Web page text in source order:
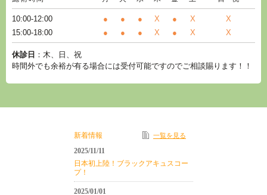
10:00-12:00 ● ● ● X ● X
X
15:00-18:00
● ● ● X ● X X
休診日 ：木、日、祝
時間外でも余裕が有る場合には受付可能ですのでご相談賜ります！！
新着情報 一覧を見る
2025/11/11
日本初上陸！ブラックアキュスコー
プ！
2025/01/01